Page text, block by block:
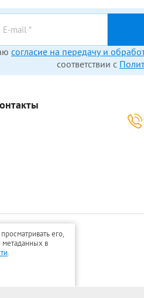
согласие на передачу и
соответствии с
его,
метаданных в
.